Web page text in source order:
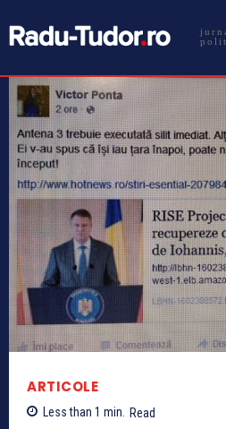
ARTICOLE
Less than 1 min. Read